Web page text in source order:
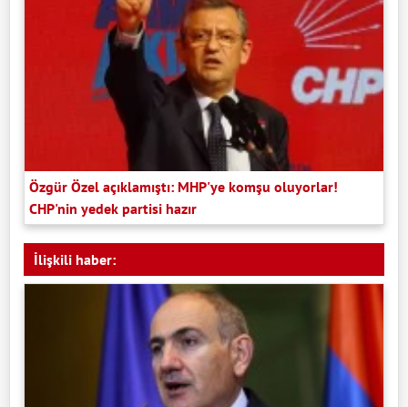
Özgür Özel açıklamıştı: MHP'ye komşu oluyorlar!
CHP'nin yedek partisi hazır
İlişkili haber: